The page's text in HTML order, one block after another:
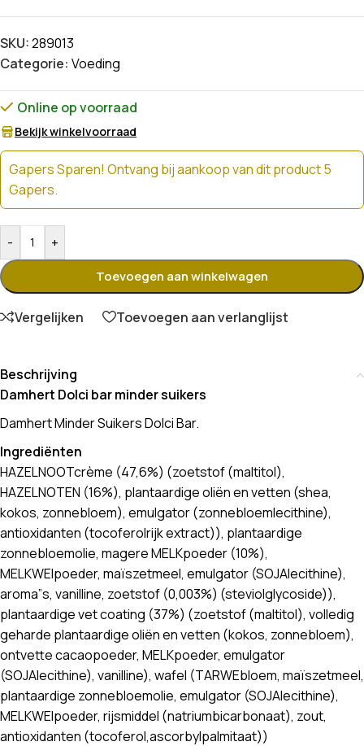
SKU:289013
Categorie: Voeding
Online op voorraad
Bekijk winkelvoorraad
Gapers Sparen! Ontvang bij aankoop van dit product 5
Gapers.
- +
Toevoegen aan winkelwagen
Vergelijken Toevoegen aan verlanglijst
Beschrijving
Damhert Dolci bar minder suikers
Damhert Minder Suikers Dolci Bar.
Ingrediënten
HAZELNOOTcrème (47,6%) (zoetstof (maltitol),
HAZELNOTEN (16%), plantaardige oliën en vetten (shea,
kokos, zonnebloem), emulgator (zonnebloemlecithine),
antioxidanten (tocoferolrijk extract)), plantaardige
zonnebloemolie, magere MELKpoeder (10%),
MELKWEIpoeder, maïszetmeel, emulgator (SOJAlecithine),
aroma”s, vanilline, zoetstof (0,003%) (steviolglycoside)),
plantaardige vet coating (37%) (zoetstof (maltitol), volledig
geharde plantaardige oliën en vetten (kokos, zonnebloem),
ontvette cacaopoeder, MELKpoeder, emulgator
(SOJAlecithine), vanilline), wafel (TARWEbloem, maïszetmeel,
plantaardige zonnebloemolie, emulgator (SOJAlecithine),
MELKWEIpoeder, rijsmiddel (natriumbicarbonaat), zout,
antioxidanten (tocoferol,ascorbylpalmitaat))